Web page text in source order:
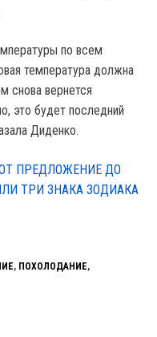
по всем
температура должна
снова вернется
это будет последний
Диденко.
ПРЕДЛОЖЕНИЕ ДО
ТРИ ЗНАКА ЗОДИАКА
, ПОХОЛОДАНИЕ,